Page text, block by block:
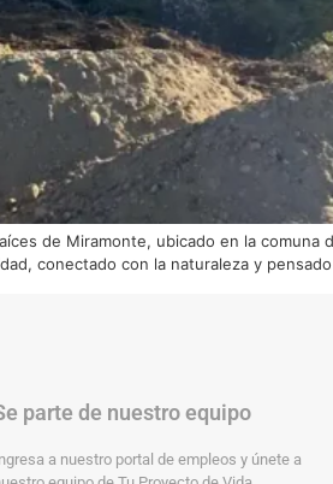
de Miramonte, ubicado en la comuna
conectado con la naturaleza y
parte de nuestro equipo
a nuestro portal de empleos y únete a